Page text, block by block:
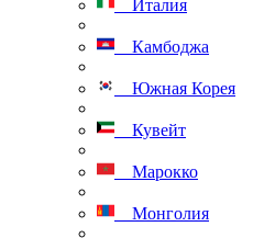
Италия
Камбоджа
Южная Корея
Кувейт
Марокко
Монголия